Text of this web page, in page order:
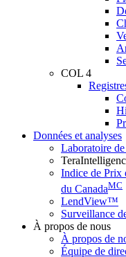
COL 4
Données et analyses
Laboratoire de
Indice de Prix
du CanadaMC
LendView™
Surveillance
À propos de nous
À propos de
Équipe de